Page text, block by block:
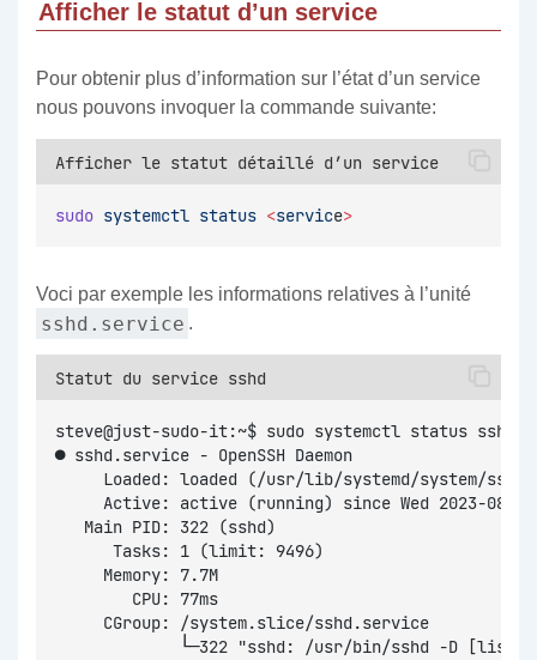
Afficher le statut d’un service
Pour obtenir plus d’information sur l’état d’un service
nous pouvons invoquer la commande suivante:
Afficher le statut détaillé d’un service
sudo systemctl status <service>
Voci par exemple les informations relatives à l’unité
sshd.service .
Statut du service sshd
steve@just-sudo-it:~$ sudo systemctl status sshd
● sshd.service - OpenSSH Daemon
Loaded: loaded (/usr/lib/systemd/system/
Active: active (running) since Wed 2023-08-
   Main PID: 322 (sshd)
      Tasks: 1 (limit: 9496)
     Memory: 7.7M
        CPU: 77ms
     CGroup: /system.slice/sshd.service
└─322 "sshd: /usr/bin/sshd -D